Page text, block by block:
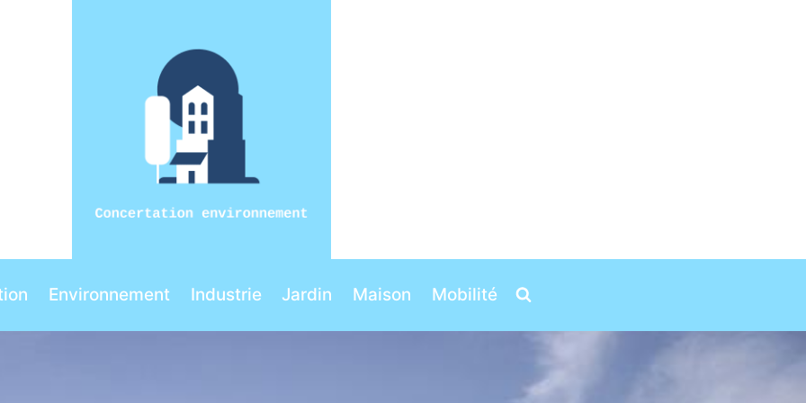
Environnement Industrie Jardin Maison Mobilité